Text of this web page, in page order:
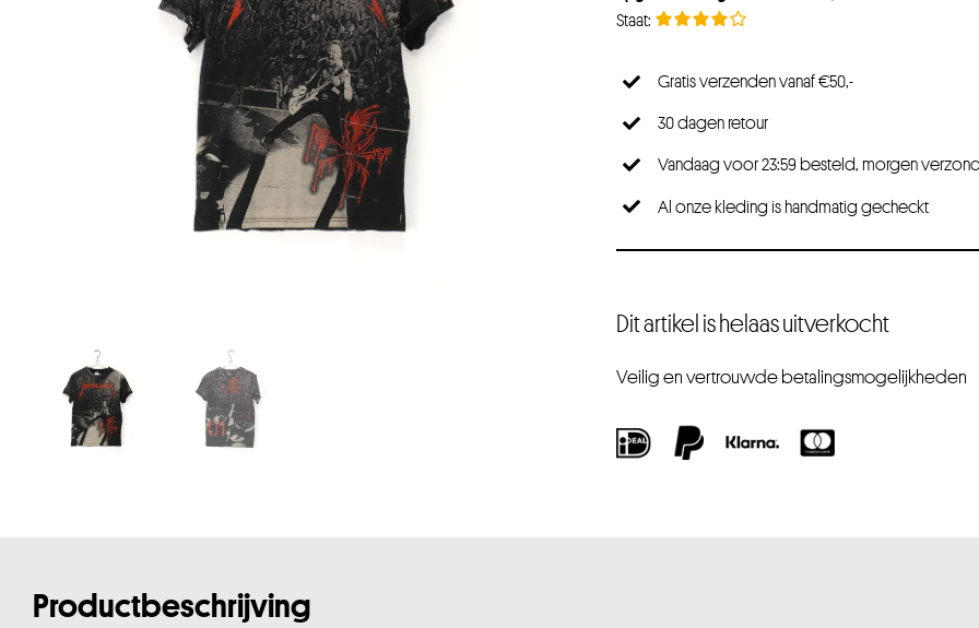
Gratis verzenden vanaf €50,-
30 dagen retour
Vandaag voor 23:59 besteld, morgen
Al onze kleding is handmatig gecheckt
Dit artikel is helaas uitverkocht
Veilig en vertrouwde betalingsmogelijkheden
Productbeschrijving